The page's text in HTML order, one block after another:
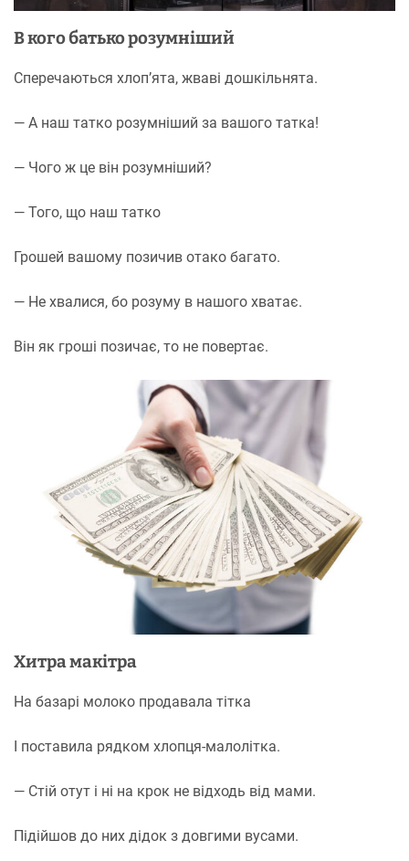
В кого батько розумніший
Сперечаються хлоп’ята, жваві дошкільнята.
— А наш татко розумніший за вашого татка!
— Чого ж це він розумніший?
— Того, що наш татко
Грошей вашому позичив отако багато.
— Не хвалися, бо розуму в нашого хватає.
Він як гроші позичає, то не повертає.
Хитра макітра
На базарі молоко продавала тітка
І поставила рядком хлопця-малолітка.
— Стій отут і ні на крок не відходь від мами.
Підійшов до них дідок з довгими вусами.